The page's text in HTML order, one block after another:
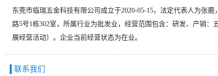
东莞市临瑞五金科技有限公司成立于2020-05-15，法定代表人为张
路5号1栋302室，所属行业为批发业，经营范围包含：研发、产销
展经营活动）。企业当前经营状态为在业。
联系我们